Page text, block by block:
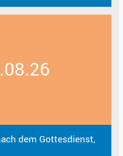
dem Gottesdienst,